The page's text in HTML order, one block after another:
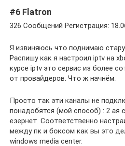
#6 Flatron
326 Сообщений Регистрация:
Я извиняюсь что поднимаю
Распишу как я настроил iptv на
курсе iptv это сервис из более
от провайдеров. Что ж начнём.
Просто так эти каналы не
понадобятся (мой способ) : 2 ая
езернет. Соответственно
между пк и боксом как вы это
windows media center.